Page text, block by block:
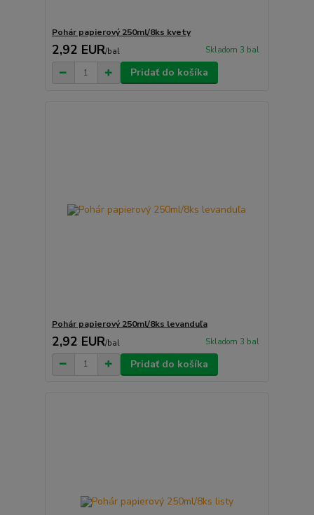
Pohár papierový 250ml/8ks kvety
2,92 EUR/bal Skladom 3 bal
Pridať do košíka
Pohár papierový 250ml/8ks levanduľa
2,92 EUR/bal Skladom 3 bal
Pridať do košíka